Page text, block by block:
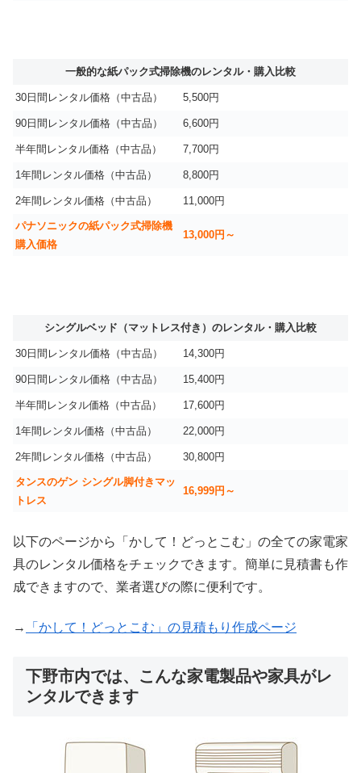
一般的な紙パック式掃除機のレンタル・購入比較
30日間レンタル価格（中古品） 5,500円
90日間レンタル価格（中古品） 6,600円
半年間レンタル価格（中古品） 7,700円
1年間レンタル価格（中古品） 8,800円
2年間レンタル価格（中古品） 11,000円
パナソニックの紙パック式掃除機
購入価格
13,000円～
シングルベッド（マットレス付き）のレンタル・購入比較
30日間レンタル価格（中古品） 14,300円
90日間レンタル価格（中古品） 15,400円
半年間レンタル価格（中古品） 17,600円
1年間レンタル価格（中古品） 22,000円
2年間レンタル価格（中古品） 30,800円
タンスのゲン シングル脚付きマッ
トレス
16,999円～
以下のページから「かして！どっとこむ」の全ての家電家
具のレンタル価格をチェックできます。簡単に見積書も作
成できますので、業者選びの際に便利です。
→ 「かして！どっとこむ」の見積もり作成ページ
下野市内では、こんな家電製品や家具がレ
ンタルできます